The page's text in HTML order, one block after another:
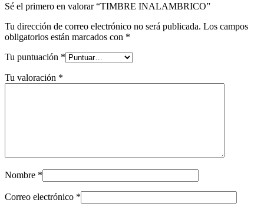
Sé el primero en valorar “TIMBRE INALAMBRICO”
Tu dirección de correo electrónico no será publicada. Los campos
obligatorios están marcados con *
Tu puntuación *
Tu valoración *
Nombre *
Correo electrónico *